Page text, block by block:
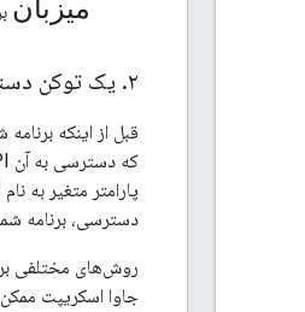
۲. یک توکن
پارامتر متغیر به نام
دسترسی، برنامه
روش‌های مختلفی
جاوا اسکریپت